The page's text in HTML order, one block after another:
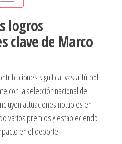
logros
clave de Marco
significativas al fútbol
con la selección nacional de
actuaciones notables en
varios premios y estableciendo
en el deporte.